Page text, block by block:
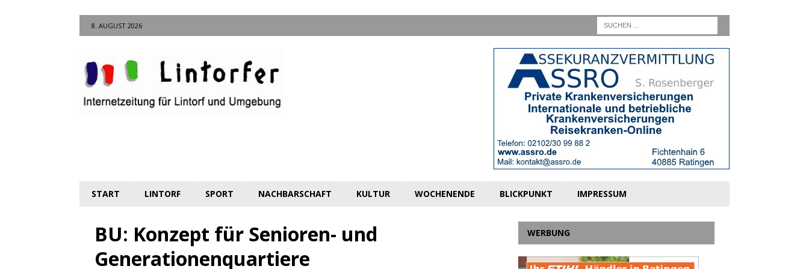
8. AUGUST 2026
START LINTORF SPORT NACHBARSCHAFT KULTUR WOCHENENDE BLICKPUNKT IMPRESSUM
BU: Konzept für Senioren- und
Generationenquartiere
WERBUNG